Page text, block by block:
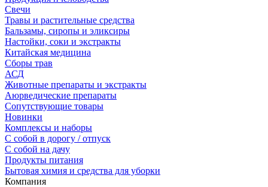
Свечи
Травы и растительные средства
Бальзамы, сиропы и эликсиры
Настойки, соки и экстракты
Китайская медицина
Сборы трав
АСД
Животные препараты и экстракты
Аюрведические препараты
Сопутствующие товары
Новинки
Комплексы и наборы
С собой в дорогу / отпуск
С собой на дачу
Продукты питания
Бытовая химия и средства для уборки
Компания